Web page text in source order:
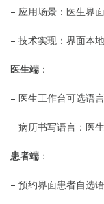
– 应用场景：医生界
– 技术实现：界面本
医生端 ：
– 医生工作台可选语
– 病历书写语言：医
患者端 ：
– 预约界面患者自选